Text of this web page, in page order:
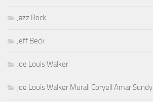
Jazz Rock
Jeff Beck
Joe Louis Walker
Joe Louis Walker Murali Coryell Amar Sundy